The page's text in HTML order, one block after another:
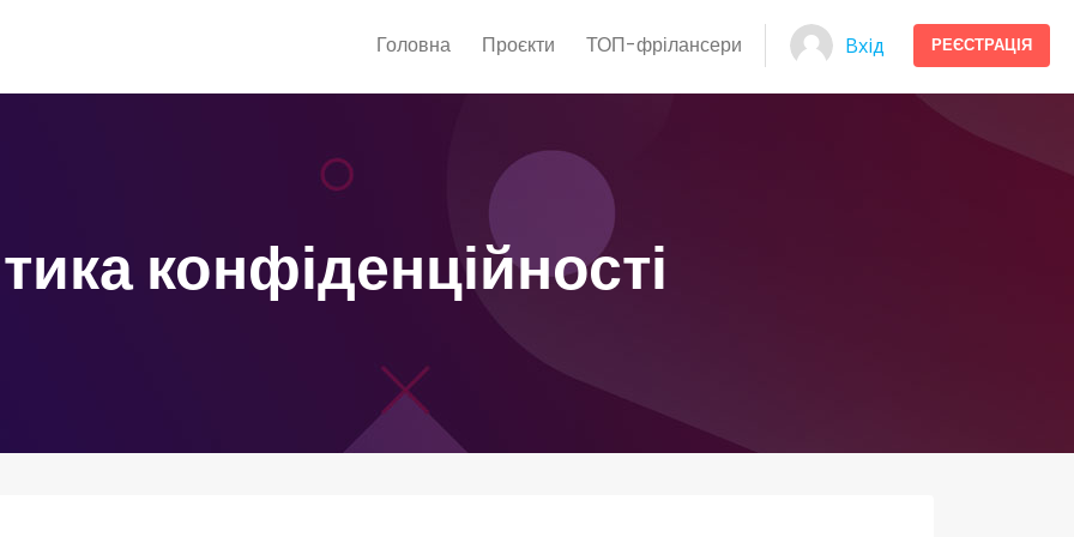
Головна Проєкти ТОП-фрілансери Вхід РЕЄСТРАЦІЯ
конфіденційності